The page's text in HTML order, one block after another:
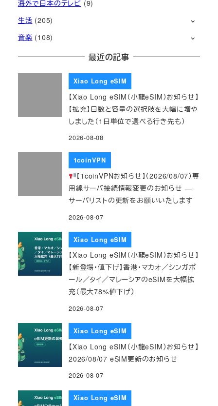
海外で日本のテレビ (9)
生活 (205)
音楽 (108)
最近の記事
Xiao Long eSIM
【Xiao Long eSIM（小龍eSIM）お知らせ】
【拡充】日数と容量の選択肢を大幅に増や
しました（1日単位で選べる行き先も）
2026-08-08
1coinVPN
【1coinVPNお知らせ】（2026/08/07）専
用線サーバ接続情報変更のお知らせ ―
サーバリストの更新をお願いいたします
2026-08-07
Xiao Long eSIM
【Xiao Long eSIM（小龍eSIM）お知らせ】
【新登場・値下げ】香港・マカオ／シンガポ
ール／タイ／マレーシアのeSIMを大幅拡
充（最大78%値下げ）
2026-08-07
Xiao Long eSIM
【Xiao Long eSIM（小龍eSIM）お知らせ】
2026/08/07 eSIM更新のお知らせ
2026-08-07
Xiao Long eSIM